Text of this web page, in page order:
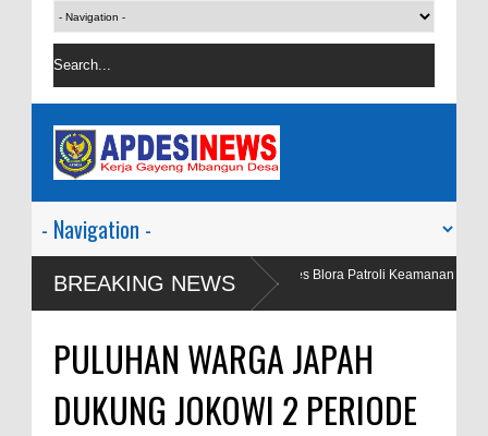
BREAKING NEWS
Satgas Preventif Polres Blora Patroli Keamanan Pusat
Wisata
PULUHAN WARGA JAPAH
DUKUNG JOKOWI 2 PERIODE